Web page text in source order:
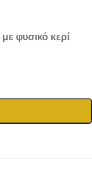
φυσικό κερί